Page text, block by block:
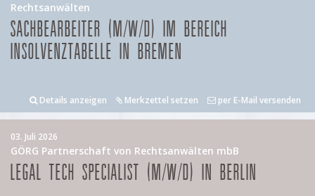
Rechtsanwälten
SACHBEARBEITER (M/W/D) IM BEREICH
INSOLVENZTABELLE IN BREMEN
Details anzeigen Merkzettel setzen per E-Mail versenden
03. Juli 2026
GÖRG Partnerschaft von Rechtsanwälten mbB
LEGAL TECH SPECIALIST (M/W/D) IN BERLIN